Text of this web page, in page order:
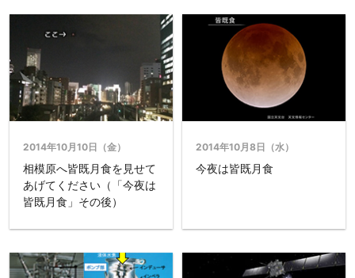
2014年10月10日（金）
相模原へ皆既月食を見せて
あげてください（「今夜は
皆既月食」その後）
2014年10月8日（水）
今夜は皆既月食